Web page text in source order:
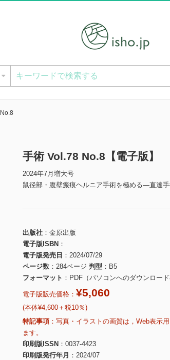
手術 Vol.78 No.8【電子版】
2024年7月増大号
鼠径部・腹壁瘢痕ヘルニア手術を極める―直達
出版社
金原出版
電子版ISBN
電子版発売日
2024/07/29
ページ数
284ページ 判型
B5
フォーマット
PDF（パソコンへのダウンロード
電子版販売価格： ¥5,060
(本体¥4,600＋税10％)
特記事項
写真・イラストの画質は，Web表示
ます。
印刷版ISSN
0037-4423
印刷版発行年月
2024/07